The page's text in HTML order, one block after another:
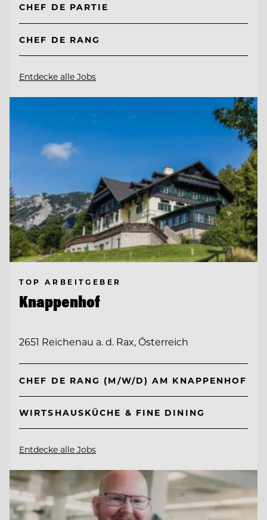
CHEF DE PARTIE
CHEF DE RANG
Entdecke alle Jobs
TOP ARBEITGEBER
Knappenhof
2651 Reichenau a. d. Rax, Österreich
CHEF DE RANG (M/W/D) AM KNAPPENHOF
WIRTSHAUSKÜCHE & FINE DINING
Entdecke alle Jobs